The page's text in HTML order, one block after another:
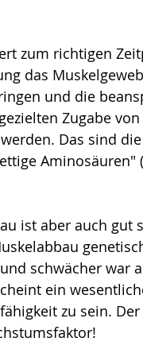
zum richtigen
das
und die
Zugabe
Das sind
ist aber auch gut
schwächer war
ein
zu sein.